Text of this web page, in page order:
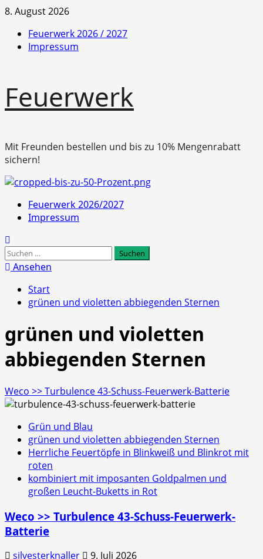
Zum
springen
8. August 2026
Feuerwerk 2026 / 2027
Impressum
Feuerwerk
Mit Freunden bestellen und bis zu 10% Mengenrabatt
sichern!
Primäres
Menü
Feuerwerk 2026/2027
Impressum
Suchen
nach:
Ansehen
Start
grünen und violetten abbiegenden Sternen
grünen und violetten
abbiegenden Sternen
Weco >> Turbulence 43-Schuss-Feuerwerk-Batterie
Grün und Blau
grünen und violetten abbiegenden Sternen
Herrliche Feuertöpfe in Blinkweiß und Blinkrot mit
roten
kombiniert mit imposanten Goldpalmen und
großen Leucht-Buketts in Rot
Weco >> Turbulence 43-Schuss-Feuerwerk-
Batterie
silvesterknaller
9. Juli 2026